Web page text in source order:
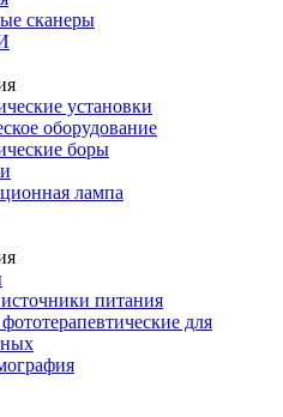
сканеры
установки
оборудование
боры
лампа
питания
для